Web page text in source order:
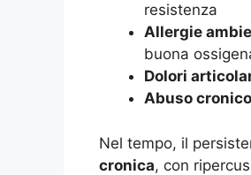
resistenza
Allergie
buona
Dolori
Abuso
Nel tempo, il
cronica, con